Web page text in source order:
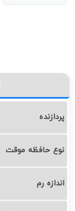
پردازنده
نوع حافظه موقت
اندازه رم